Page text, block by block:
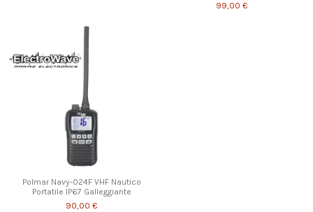
99,00 €
Polmar Navy-024F VHF Nautico
Portatile IP67 Galleggiante
90,00 €